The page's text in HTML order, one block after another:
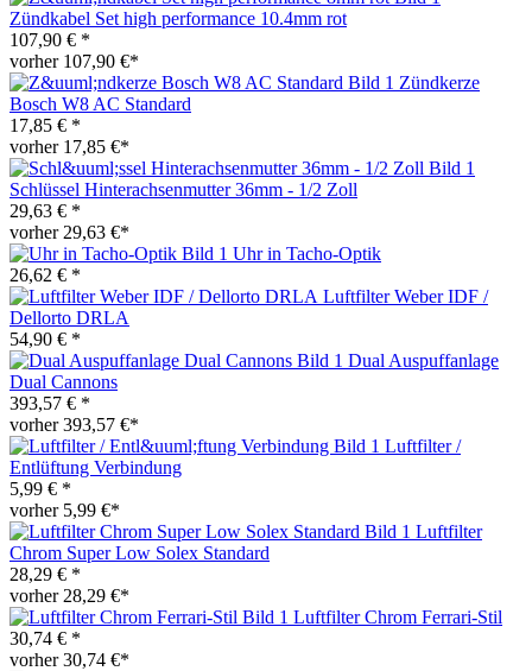
Zündkabel Set high performance 10.4mm rot
107,90 € *
vorher 107,90 €*
Zündkerze
Bosch W8 AC Standard
17,85 € *
vorher 17,85 €*
Schlüssel Hinterachsenmutter 36mm - 1/2 Zoll
29,63 € *
vorher 29,63 €*
Uhr in Tacho-Optik
26,62 € *
Luftfilter Weber IDF /
Dellorto DRLA
54,90 € *
Dual Auspuffanlage
Dual Cannons
393,57 € *
vorher 393,57 €*
Luftfilter /
Entlüftung Verbindung
5,99 € *
vorher 5,99 €*
Luftfilter
Chrom Super Low Solex Standard
28,29 € *
vorher 28,29 €*
Luftfilter Chrom Ferrari-Stil
30,74 € *
vorher 30,74 €*